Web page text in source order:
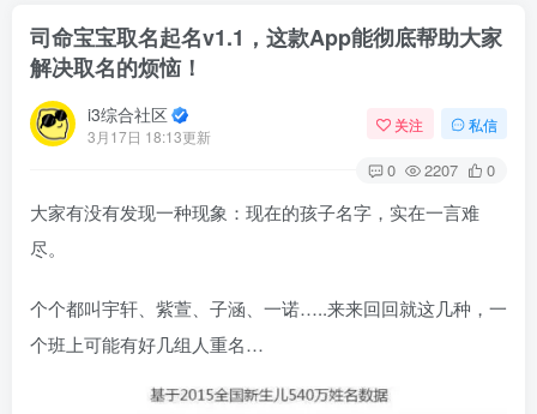
司命宝宝取名起名v1.1，这款App能彻底帮助大家
解决取名的烦恼！
i3综合社区
3月17日 18:13更新
关注 私信
0 2207 0
大家有没有发现一种现象：现在的孩子名字，实在一言难
尽。
个个都叫宇轩、紫萱、子涵、一诺…..来来回回就这几种，一
个班上可能有好几组人重名…